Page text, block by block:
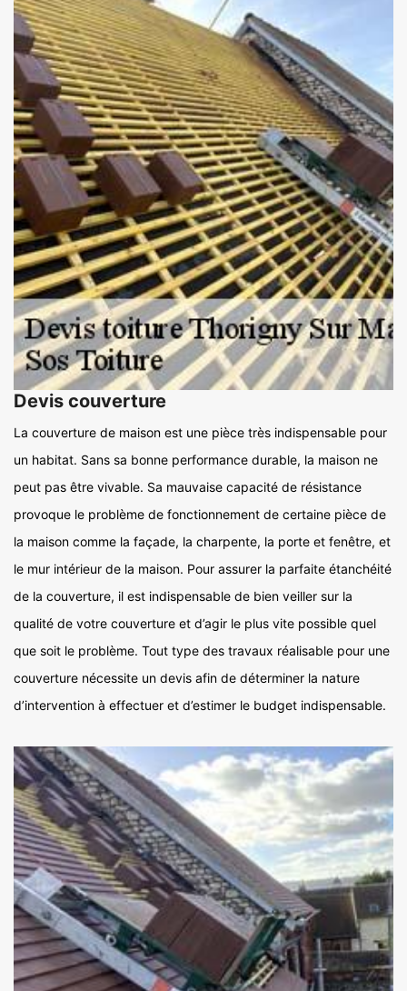
Devis couverture
La couverture de maison est une pièce très indispensable pour
un habitat. Sans sa bonne performance durable, la maison ne
peut pas être vivable. Sa mauvaise capacité de résistance
provoque le problème de fonctionnement de certaine pièce de
la maison comme la façade, la charpente, la porte et fenêtre, et
le mur intérieur de la maison. Pour assurer la parfaite étanchéité
de la couverture, il est indispensable de bien veiller sur la
qualité de votre couverture et d’agir le plus vite possible quel
que soit le problème. Tout type des travaux réalisable pour une
couverture nécessite un devis afin de déterminer la nature
d’intervention à effectuer et d’estimer le budget indispensable.